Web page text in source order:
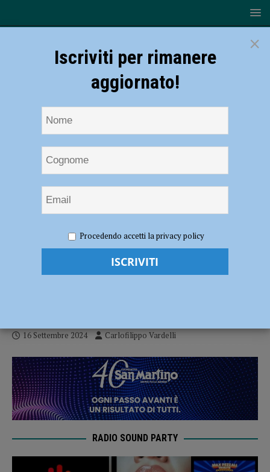
primo test finisce in parità: 2-2 con Parma
Volley, Serie B – Canottieri Ongina, il
16 Settembre 2024 Carlofilippo Vardelli
RADIO SOUND PARTY
×
Iscriviti per rimanere
aggiornato!
Procedendo accetti la privacy policy